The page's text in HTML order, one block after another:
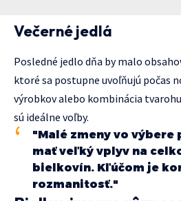
Večerné jedlá
Posledné jedlo dňa by malo
ktoré sa postupne uvoľňujú počas
výrobkov alebo kombinácia
sú ideálne voľby.
"Malé zmeny vo výbere
mať veľký vplyv na
bielkovín. Kľúčom je
rozmanitosť."